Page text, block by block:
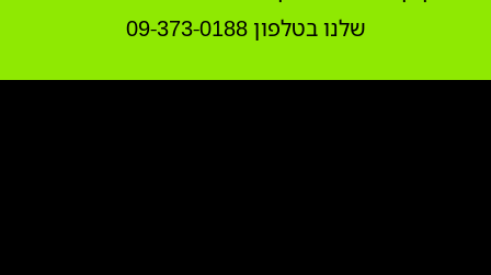
שלנו בטלפון 09-373-0188